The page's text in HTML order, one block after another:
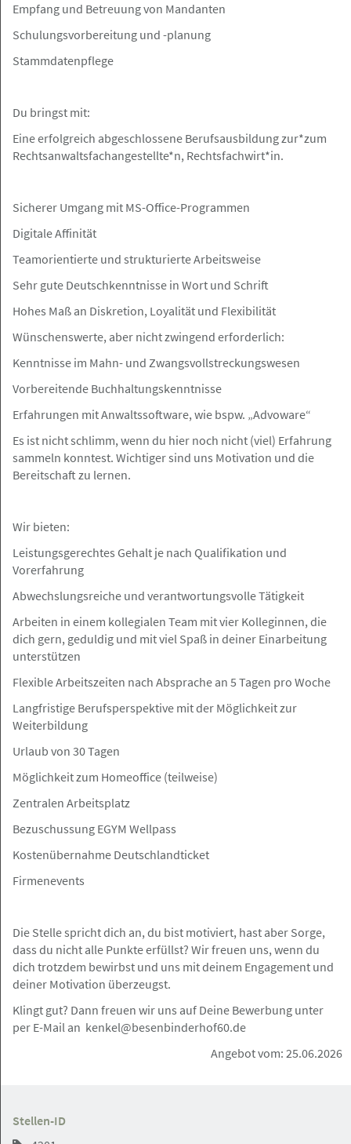
Hamburg Angebot
07.08.2026
Rechtsanwaltsfachangestellte (m/w/d)
Rechtsanwälte Johannsen PartG mbB
Hamburger Innenstadt
06.08.2026
Rechtsanwaltsfachangestellte/-er
(m/w/d) in der Hamburger Innenstadt
Hamburg Angebot
Rechtsanwalt (m/w/d) mit
Partnerschafts-Option
Hamburg Angebot
05.08.2026
Rechtsanwalt / Rechtsanwältin (m/w/d)
Öffentliches Recht in Vollzeit Dr. Heinze
& Partner
Dr. Heinze & Partner Partnerschaftsgesellschaft
Hamburg Angebot
04.08.2026
gesucht – Mandate vorhanden,
Partnerschaftsperspektive inklusive
Rechtsanwalt Kemal Su
Rechtsanwalt / Rechtsanwältin (m/w/d)
Empfang und Betreuung von Mandanten
Schulungsvorbereitung und -planung
Stammdatenpflege
Du bringst mit:
Eine erfolgreich abgeschlossene Berufsausbildung zur*zum
Rechtsanwaltsfachangestellte*n, Rechtsfachwirt*in.
Sicherer Umgang mit MS-Office-Programmen
Digitale Affinität
Teamorientierte und strukturierte Arbeitsweise
Sehr gute Deutschkenntnisse in Wort und Schrift
Hohes Maß an Diskretion, Loyalität und Flexibilität
Wünschenswerte, aber nicht zwingend erforderlich:
Kenntnisse im Mahn- und Zwangsvollstreckungswesen
Vorbereitende Buchhaltungskenntnisse
Erfahrungen mit Anwaltssoftware, wie bspw. „Advoware“
Es ist nicht schlimm, wenn du hier noch nicht (viel) Erfahrung
sammeln konntest. Wichtiger sind uns Motivation und die
Bereitschaft zu lernen.
Wir bieten:
Leistungsgerechtes Gehalt je nach Qualifikation und
Vorerfahrung
Abwechslungsreiche und verantwortungsvolle Tätigkeit
Arbeiten in einem kollegialen Team mit vier Kolleginnen, die
dich gern, geduldig und mit viel Spaß in deiner Einarbeitung
unterstützen
Flexible Arbeitszeiten nach Absprache an 5 Tagen pro Woche
Langfristige Berufsperspektive mit der Möglichkeit zur
Weiterbildung
Urlaub von 30 Tagen
Möglichkeit zum Homeoffice (teilweise)
Zentralen Arbeitsplatz
Bezuschussung EGYM Wellpass
Kostenübernahme Deutschlandticket
Firmenevents
Die Stelle spricht dich an, du bist motiviert, hast aber Sorge,
dass du nicht alle Punkte erfüllst? Wir freuen uns, wenn du
dich trotzdem bewirbst und uns mit deinem Engagement und
deiner Motivation überzeugst.
Klingt gut? Dann freuen wir uns auf Deine Bewerbung unter
per E-Mail an kenkel@besenbinderhof60.de
Angebot vom: 25.06.2026
Stellen-ID